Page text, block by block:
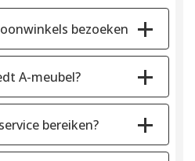
bezoeken
A-meubel?
bereiken?